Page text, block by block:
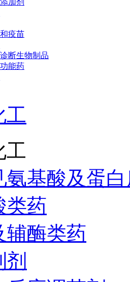
加剂
疫苗
断生物制品
能药
工
工
氨基酸及蛋
类药
辅酶类药